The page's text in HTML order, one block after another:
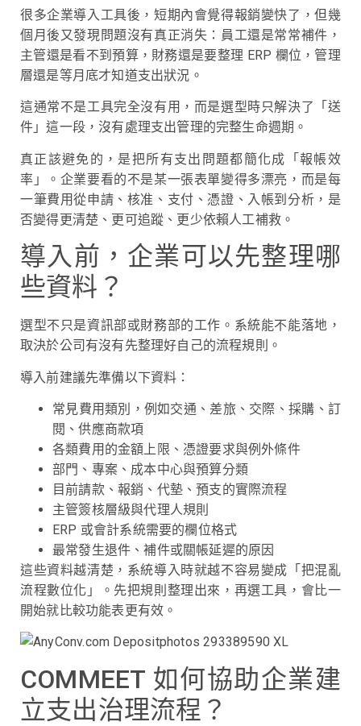
很多企業導入工具後，短期內會覺得報銷變快了，但幾
個月後又發現問題沒有真正消失：員工還是常常補件，
主管還是看不到預算，財務還是要整理 ERP 欄位，管理
層還是等月底才知道支出狀況。
這通常不是工具完全沒有用，而是選型時只解決了「送
件」這一段，沒有處理支出管理的完整生命週期。
真正該避免的，是把所有支出問題都簡化成「報帳效
率」。企業要看的不是某一張表單變得多漂亮，而是每
一筆費用從申請、核准、支付、憑證、入帳到分析，是
否變得更清楚、更可追蹤、更少依賴人工補救。
導入前，企業可以先整理哪
些資料？
選型不只是資訊部或財務部的工作。系統能不能落地，
取決於公司有沒有先整理好自己的流程規則。
導入前建議先準備以下資料：
常見費用類別，例如交通、差旅、交際、採購、訂
閱、供應商款項
各類費用的金額上限、憑證要求與例外條件
部門、專案、成本中心與預算分類
目前請款、報銷、代墊、預支的實際流程
主管簽核層級與代理人規則
ERP 或會計系統需要的欄位格式
最常發生退件、補件或關帳延遲的原因
這些資料越清楚，系統導入時就越不容易變成「把混亂
流程數位化」。先把規則整理出來，再選工具，會比一
開始就比較功能表更有效。
COMMEET 如何協助企業建
立支出治理流程？